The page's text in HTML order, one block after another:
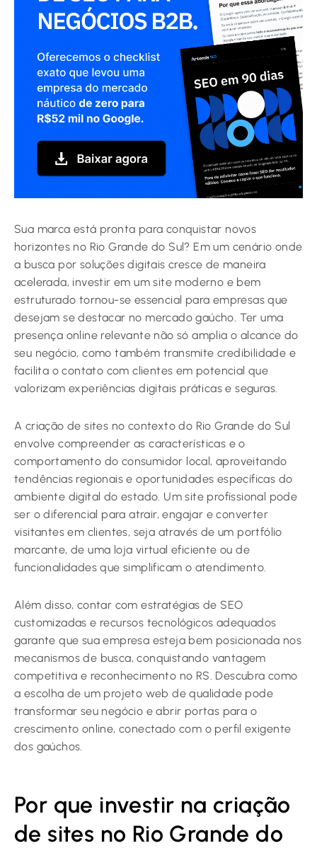
Sua marca está pronta para conquistar novos
horizontes no Rio Grande do Sul? Em um cenário onde
a busca por soluções digitais cresce de maneira
acelerada, investir em um site moderno e bem
estruturado tornou-se essencial para empresas que
desejam se destacar no mercado gaúcho. Ter uma
presença online relevante não só amplia o alcance do
seu negócio, como também transmite credibilidade e
facilita o contato com clientes em potencial que
valorizam experiências digitais práticas e seguras.
A criação de sites no contexto do Rio Grande do Sul
envolve compreender as características e o
comportamento do consumidor local, aproveitando
tendências regionais e oportunidades específicas do
ambiente digital do estado. Um site profissional pode
ser o diferencial para atrair, engajar e converter
visitantes em clientes, seja através de um portfólio
marcante, de uma loja virtual eficiente ou de
funcionalidades que simplificam o atendimento.
Além disso, contar com estratégias de SEO
customizadas e recursos tecnológicos adequados
garante que sua empresa esteja bem posicionada nos
mecanismos de busca, conquistando vantagem
competitiva e reconhecimento no RS. Descubra como
a escolha de um projeto web de qualidade pode
transformar seu negócio e abrir portas para o
crescimento online, conectado com o perfil exigente
dos gaúchos.
Por que investir na criação
de sites no Rio Grande do